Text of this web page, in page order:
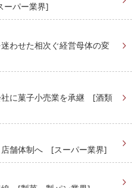
パー業界]
わせた相次ぐ経営母体の変
社に菓子小売業を承継 [酒類
店舗体制へ [スーパー業界]